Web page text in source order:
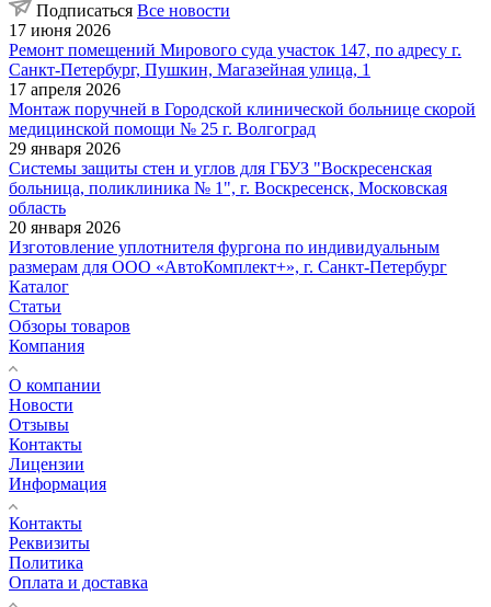
Подписаться Все новости
17 июня 2026
Ремонт помещений Мирового суда участок 147, по адресу г.
Санкт-Петербург, Пушкин, Магазейная улица, 1
17 апреля 2026
Монтаж поручней в Городской клинической больнице скорой
медицинской помощи № 25 г. Волгоград
29 января 2026
Системы защиты стен и углов для ГБУЗ "Воскресенская
больница, поликлиника № 1", г. Воскресенск, Московская
область
20 января 2026
Изготовление уплотнителя фургона по индивидуальным
размерам для ООО «АвтоКомплект+», г. Санкт-Петербург
Каталог
Статьи
Обзоры товаров
Компания
О компании
Новости
Отзывы
Контакты
Лицензии
Информация
Контакты
Реквизиты
Политика
Оплата и доставка